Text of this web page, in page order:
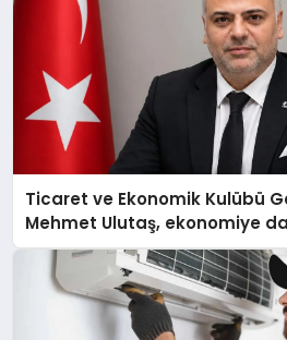
Ticaret ve Ekonomik Kulübü
Mehmet Ulutaş, ekonomiye
açıklamada şunları kaydetti: